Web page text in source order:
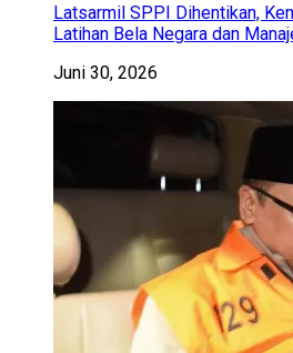
Latsarmil SPPI Dihentikan,
Latihan Bela Negara dan
Juni 30, 2026